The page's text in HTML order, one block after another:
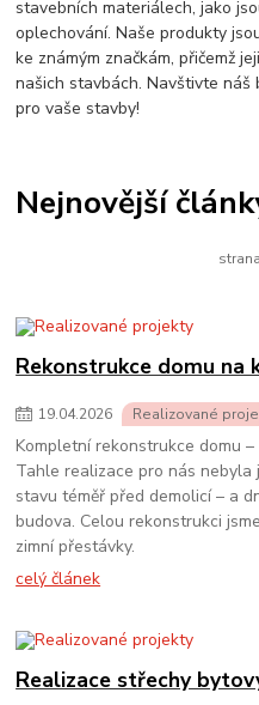
stavebních materiálech, jako
oplechování. Naše produkty
ke známým značkám, přičemž
našich stavbách. Navštivte
pro vaše stavby!
Nejnovější
strana
Rekonstrukce domu na
19.04.2026 Realizované
Kompletní rekonstrukce domu
Tahle realizace pro nás nebyla
stavu téměř před demolicí – a
budova. Celou rekonstrukci
zimní přestávky.
celý článek
Realizace střechy